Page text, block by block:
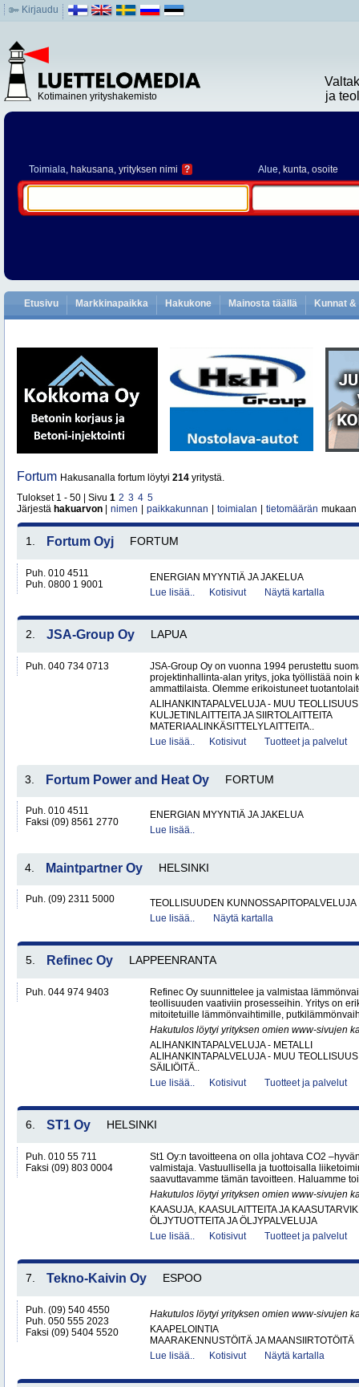
Kirjaudu
Kotimainen yrityshakemisto
ja
Toimiala, hakusana, yrityksen nimi ? Alue, kunta, osoite
Etusivu Markkinapaikka Hakukone Mainosta täällä Kunnat
Fortum Hakusanalla fortum löytyi 214 yritystä.
Tulokset 1 - 50 | Sivu 1 2 3 4 5
Järjestä hakuarvon nimen paikkakunnan toimialan tietomäärän mukaan
1. Fortum Oyj FORTUM
Puh. 010 4511
Puh. 0800 1 9001
ENERGIAN MYYNTIÄ JA JAKELUA
Lue lisää..
Kotisivut Näytä kartalla
2. JSA-Group Oy LAPUA
Puh. 040 734 0713
JSA-Group Oy on vuonna 1994 perustettu
projektinhallinta-alan yritys, joka työllistää noin
ammattilaista. Olemme erikoistuneet
ALIHANKINTAPALVELUJA - MUU TEOLLISUUS
KULJETINLAITTEITA JA SIIRTOLAITTEITA
MATERIAALINKÄSITTELYLAITTEITA..
Lue lisää..
Kotisivut Tuotteet ja palvelut
3. Fortum Power and Heat Oy FORTUM
Puh. 010 4511
Faksi (09) 8561 2770
ENERGIAN MYYNTIÄ JA JAKELUA
Lue lisää..
4. Maintpartner Oy HELSINKI
Puh. (09) 2311 5000
TEOLLISUUDEN KUNNOSSAPITOPALVELUJA
Lue lisää..
Näytä kartalla
5. Refinec Oy LAPPEENRANTA
Puh. 044 974 9403
Refinec Oy suunnittelee ja valmistaa
teollisuuden vaativiin prosesseihin. Yritys on
mitoitetuille lämmönvaihtimille,
Hakutulos löytyi yrityksen omien www-sivujen
ALIHANKINTAPALVELUJA - METALLI
ALIHANKINTAPALVELUJA - MUU TEOLLISUUS
SÄILIÖITÄ..
Lue lisää..
Kotisivut Tuotteet ja palvelut
6. ST1 Oy HELSINKI
Puh. 010 55 711
Faksi (09) 803 0004
St1 Oy:n tavoitteena on olla johtava CO2
valmistaja. Vastuullisella ja tuottoisalla
saavuttavamme tämän tavoitteen. Haluamme
Hakutulos löytyi yrityksen omien www-sivujen
KAASUJA, KAASULAITTEITA JA
ÖLJYTUOTTEITA JA ÖLJYPALVELUJA
Lue lisää..
Kotisivut Tuotteet ja palvelut
7. Tekno-Kaivin Oy ESPOO
Puh. (09) 540 4550
Puh. 050 555 2023
Faksi (09) 5404 5520
Hakutulos löytyi yrityksen omien www-sivujen
KAAPELOINTIA
MAARAKENNUSTÖITÄ JA MAANSIIRTOTÖITÄ
Lue lisää..
Kotisivut Näytä kartalla